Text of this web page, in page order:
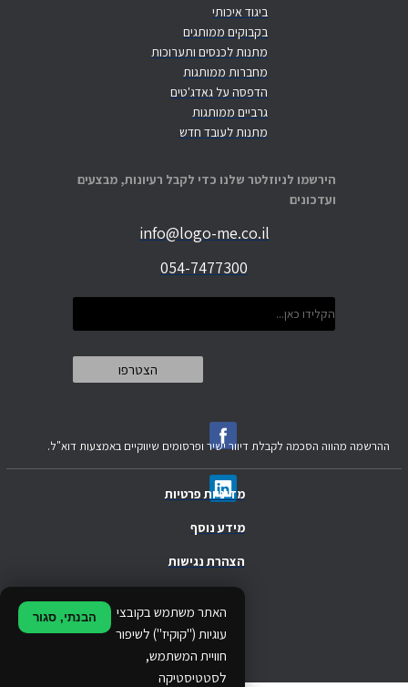
ביגוד איכותי
בקבוקים ממותגים
מתנות לכנסים ותערוכות
מחברות ממותגות
הדפסה על גאדג'טים
גרביים ממותגות
מתנות לעובד חדש
הירשמו לניוזלטר שלנו כדי לקבל רעיונות, מבצעים
ועדכונים
info@logo-me.co.il
054-7477300
מדיניות פרטיות
האתר משתמש בקובצי
עוגיות ("קוקיז") לשיפור
חוויית המשתמש,
לסטטיסטיקה
הבנתי, סגור
מידע נוסף
.
הצהרת נגישות
ההרשמה מהווה הסכמה לקבלת דיוור ישיר ופרסומים שיווקיים באמצעות דוא"ל.